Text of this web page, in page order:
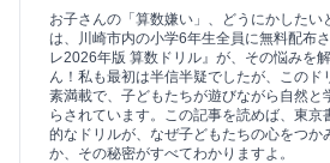
お子さんの「算数嫌い」、どうにかしたい
は、川崎市内の小学6年生全員に無料配布
レ2026年版 算数ドリル』が、その悩みを
ん！私も最初は半信半疑でしたが、このド
素満載で、子どもたちが遊びながら自然と
らされています。この記事を読めば、東京
的なドリルが、なぜ子どもたちの心をつか
か、その秘密がすべてわかりますよ。